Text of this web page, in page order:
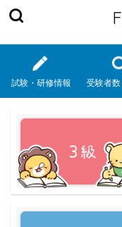
試験・研修情報 受験者